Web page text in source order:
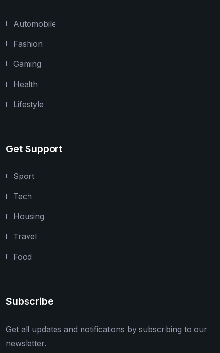
Automobile
Fashion
Gaming
Health
Lifestyle
Get Support
Sport
Tech
Housing
Travel
Food
Subscribe
Get all updates and notifications by subscribing to our
newsletter.